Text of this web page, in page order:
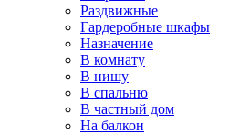
Раздвижные
Гардеробные шкафы
Назначение
В комнату
В нишу
В спальню
В частный дом
На балкон